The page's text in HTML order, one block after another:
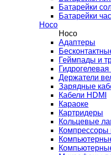
Батарейки
Батарейки
Hoco
Hoco
Адаптеры
Геймпады и
Гидрогелевая
Держатели
Зарядные
Кабели HDMI
Караоке
Картридеры
Кольцевые